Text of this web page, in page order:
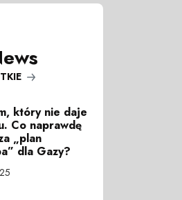
który nie daje
Co naprawdę
„plan
dla Gazy?